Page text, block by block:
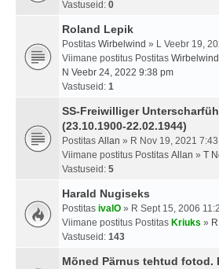
Vastuseid: 0
Roland Lepik
Postitas Wirbelwind » L Veebr 19,
Viimane postitus Postitas Wirbelwind
N Veebr 24, 2022 9:38 pm
Vastuseid: 1
SS-Freiwilliger
(23.10.1900-22.02.1944)
Postitas Allan » R Nov 19, 2021
Viimane postitus Postitas Allan » T
Vastuseid: 5
Harald Nugiseks
Postitas ivalO » R Sept 15, 2006
Viimane postitus Postitas Kriuks »
Vastuseid: 143
Mõned Pärnus tehtud fotod.